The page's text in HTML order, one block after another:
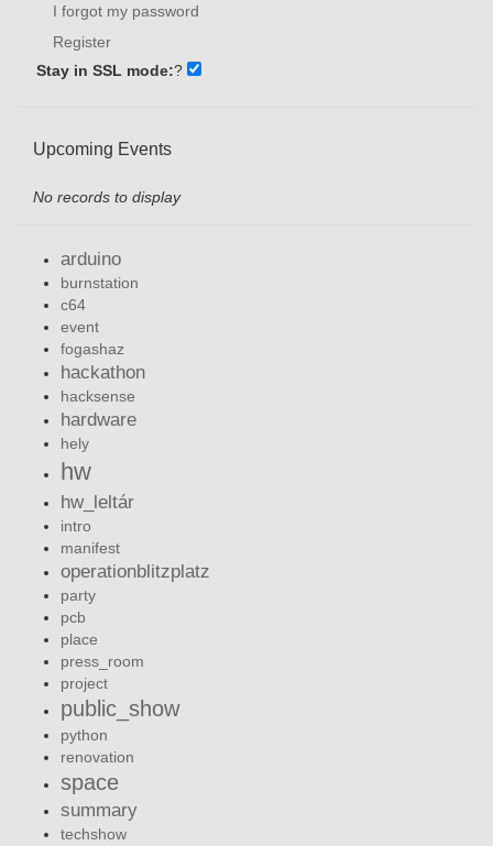
I forgot my password
Register
Stay in SSL mode:?
Upcoming Events
No records to display
arduino
burnstation
c64
event
fogashaz
hackathon
hacksense
hardware
hely
hw
hw_leltár
intro
manifest
operationblitzplatz
party
pcb
place
press_room
project
public_show
python
renovation
space
summary
techshow